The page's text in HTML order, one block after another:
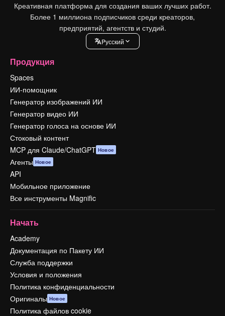
Креативная платформа для создания ваших лучших работ.
Более 1 миллиона подписчиков среди креаторов,
предприятий, агентств и студий.
Pусский
Продукция
Spaces
ИИ-помощник
Генератор изображений ИИ
Генератор видео ИИ
Генератор голоса на основе ИИ
Стоковый контент
MCP для Claude/ChatGPT Новое
Агенты Новое
API
Мобильное приложение
Все инструменты Magnific
Начать
Academy
Документация по Пакету ИИ
Служба поддержки
Условия и положения
Политика конфиденциальности
Оригиналы Новое
Политика файлов cookie